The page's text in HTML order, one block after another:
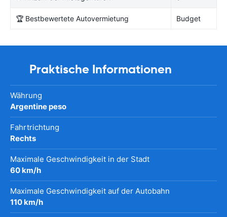
🏆 Bestbewertete Autovermietung Budget
Praktische Informationen
Währung
Argentine peso
Fahrtrichtung
Rechts
Maximale Geschwindigkeit in der Stadt
60 km/h
Maximale Geschwindigkeit auf der Autobahn
110 km/h